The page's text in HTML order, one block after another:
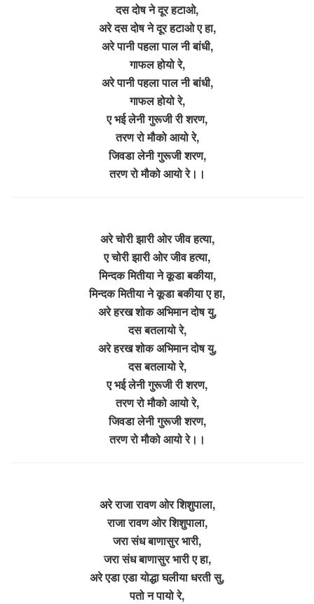
दस दोष ने दूर हटाओ,
अरे दस दोष ने दूर हटाओ ए हा,
अरे पानी पहला पाल नी बांधी,
गाफल होयो रे,
अरे पानी पहला पाल नी बांधी,
गाफल होयो रे,
ए भई लेनी गुरूजी री शरण,
तरण रो मौको आयो रे,
जिवडा लेनी गुरूजी शरण,
तरण रो मौको आयो रे।।
अरे चोरी झारी ओर जीव हत्या,
ए चोरी झारी ओर जीव हत्या,
मिन्दक मितीया ने कूडा बकीया,
मिन्दक मितीया ने कूडा बकीया ए हा,
अरे हरख शोक अभिमान दोष यु,
दस बतलायो रे,
अरे हरख शोक अभिमान दोष यु,
दस बतलायो रे,
ए भई लेनी गुरूजी री शरण,
तरण रो मौको आयो रे,
जिवडा लेनी गुरूजी शरण,
तरण रो मौको आयो रे।।
अरे राजा रावण ओर शिशुपाला,
राजा रावण ओर शिशुपाला,
जरा संध बाणासुर भारी,
जरा संध बाणासुर भारी ए हा,
अरे एडा एडा योद्धा घलीया धरती सु,
पतो न पायो रे,